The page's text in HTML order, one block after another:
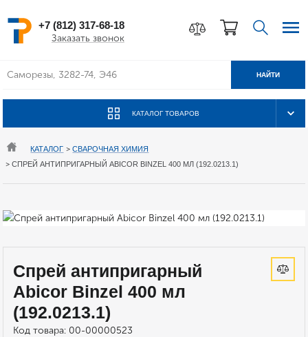
+7 (812) 317-68-18
Заказать звонок
КАТАЛОГ ТОВАРОВ
НАЙТИ
КАТАЛОГ >СВАРОЧНАЯ ХИМИЯ
>СПРЕЙ АНТИПРИГАРНЫЙ ABICOR BINZEL 400 МЛ (192.0213.1)
Спрей антипригарный
Abicor Binzel 400 мл
(192.0213.1)
Код товара: 00-00000523